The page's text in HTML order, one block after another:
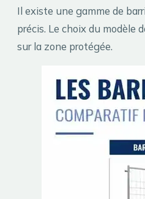
Il existe une gamme de
précis. Le choix du modèle
sur la zone protégée.